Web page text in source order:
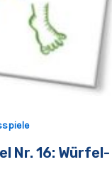
Nr. 16: Würfel-